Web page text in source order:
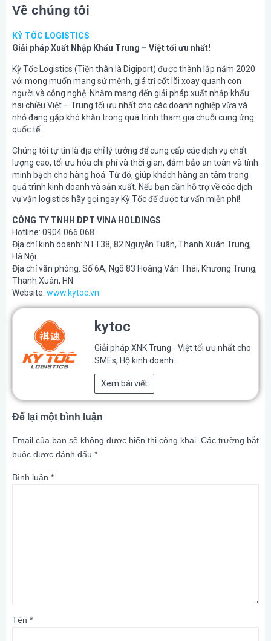
Về chúng tôi
KỲ TỐC LOGISTICS
Giải pháp Xuất Nhập Khẩu Trung – Việt tối ưu nhất!
Kỳ Tốc Logistics (Tiền thân là Digiport) được thành lập năm 2020
với mong muốn mang sứ mệnh, giá trị cốt lõi xoay quanh con
người và công nghệ. Nhằm mang đến giải pháp xuất nhập khẩu
hai chiều Việt – Trung tối ưu nhất cho các doanh nghiệp vừa và
nhỏ đang gặp khó khăn trong quá trình tham gia chuỗi cung ứng
quốc tế.
Chúng tôi tự tin là địa chỉ lý tưởng để cung cấp các dịch vụ chất
lượng cao, tối ưu hóa chi phí và thời gian, đảm bảo an toàn và tính
minh bạch cho hàng hoá. Từ đó, giúp khách hàng an tâm trong
quá trình kinh doanh và sản xuất. Nếu bạn cần hỗ trợ về các dịch
vụ vận logistics hãy gọi ngay Kỳ Tốc để được tư vấn miễn phí!
CÔNG TY TNHH DPT VINA HOLDINGS
Hotline: 0904.066.068
Địa chỉ kinh doanh: NTT38, 82 Nguyễn Tuân, Thanh Xuân Trung,
Hà Nội
Địa chỉ văn phòng: Số 6A, Ngõ 83 Hoàng Văn Thái, Khương Trung,
Thanh Xuân, HN
Website: www.kytoc.vn
kytoc
Giải pháp XNK Trung - Việt tối ưu nhất cho
SMEs, Hộ kinh doanh.
Xem bài viết
Để lại một bình luận
Email của bạn sẽ không được hiển thị công khai. Các trường bắt
buộc được đánh dấu *
Bình luận *
Tên *